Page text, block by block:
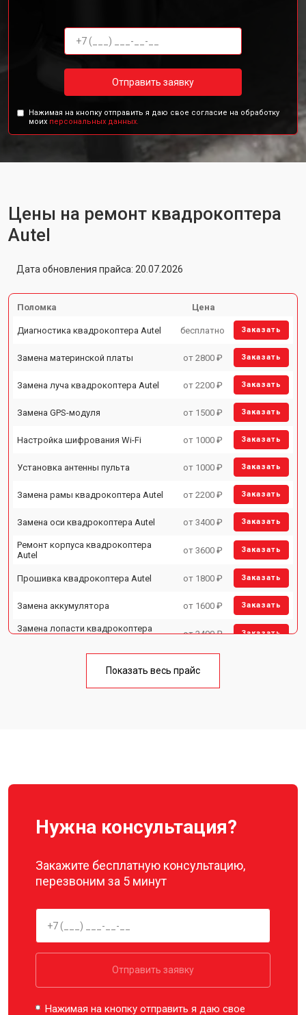
Отправить заявку
Нажимая на кнопку отправить я даю свое согласие на обработку
моих персональных данных.
Цены на ремонт квадрокоптера
Autel
Дата обновления прайса: 20.07.2026
Поломка Цена
Диагностика квадрокоптера Autel бесплатно Заказать
Замена материнской платы от 2800 ₽ Заказать
Замена луча квадрокоптера Autel от 2200 ₽ Заказать
Замена GPS-модуля от 1500 ₽ Заказать
Настройка шифрования Wi-Fi от 1000 ₽ Заказать
Установка антенны пульта от 1000 ₽ Заказать
Замена рамы квадрокоптера Autel от 2200 ₽ Заказать
Замена оси квадрокоптера Autel от 3400 ₽ Заказать
Ремонт корпуса квадрокоптера
Autel
от 3600 ₽ Заказать
Прошивка квадрокоптера Autel от 1800 ₽ Заказать
Замена аккумулятора от 1600 ₽ Заказать
Замена лопасти квадрокоптера
от 2400 ₽ Заказать
Ремонт камеры квадрокоптера
Замена мотора квадрокоптера
от 3500 ₽
Показать весь прайс
Нужна консультация?
Закажите бесплатную консультацию,
перезвоним за 5 минут
Отправить заявку
Нажимая на кнопку отправить я даю свое